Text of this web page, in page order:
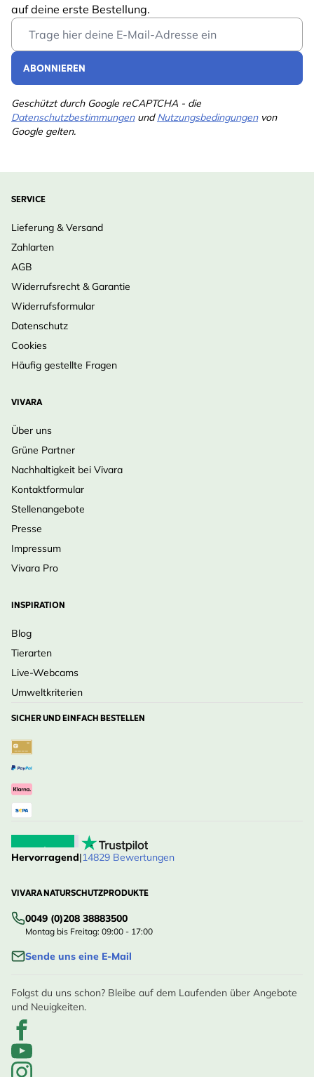
auf deine erste Bestellung.
Email Address
ABONNIEREN
Geschützt durch Google reCAPTCHA - die
DatenschutzbestimmungenundNutzungsbedingungenvon
Google gelten.
SERVICE
Lieferung & Versand
Zahlarten
AGB
Widerrufsrecht & Garantie
Widerrufsformular
Datenschutz
Cookies
Häufig gestellte Fragen
VIVARA
Über uns
Grüne Partner
Nachhaltigkeit bei Vivara
Kontaktformular
Stellenangebote
Presse
Impressum
Vivara Pro
INSPIRATION
Blog
Tierarten
Live-Webcams
Umweltkriterien
SICHER UND EINFACH BESTELLEN
Hervorragend|14829 Bewertungen
VIVARA NATURSCHUTZPRODUKTE
0049 (0)208 38883500
Montag bis Freitag: 09:00 - 17:00
Sende uns eine E-Mail
Folgst du uns schon? Bleibe auf dem Laufenden über Angebote
und Neuigkeiten.